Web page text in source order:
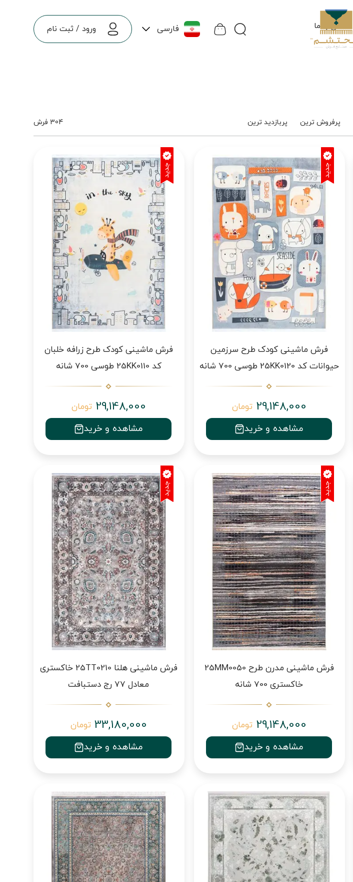
تماس با ما فارسی ورود / ثبت نام
پرفروش ترین پربازدید ترین 304 فرش
فرش ماشینی کودک طرح سرزمین
حیوانات کد 25KK0120 طوسی 700 شانه
29,148,000 تومان
مشاهده و خرید
فرش ماشینی کودک طرح زرافه خلبان
کد 25KK0110 طوسی 700 شانه
29,148,000 تومان
مشاهده و خرید
فرش ماشینی مدرن طرح 25MM0050
خاکستری 700 شانه
29,148,000 تومان
مشاهده و خرید
فرش ماشینی هلنا 25TT0210 خاکستری
معادل 77 رج دستبافت
33,180,000 تومان
مشاهده و خرید